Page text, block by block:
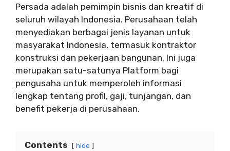
Persada adalah pemimpin bisnis dan kreatif di
seluruh wilayah Indonesia. Perusahaan telah
menyediakan berbagai jenis layanan untuk
masyarakat Indonesia, termasuk kontraktor
konstruksi dan pekerjaan bangunan. Ini juga
merupakan satu-satunya Platform bagi
pengusaha untuk memperoleh informasi
lengkap tentang profil, gaji, tunjangan, dan
benefit pekerja di perusahaan.
Contents hide